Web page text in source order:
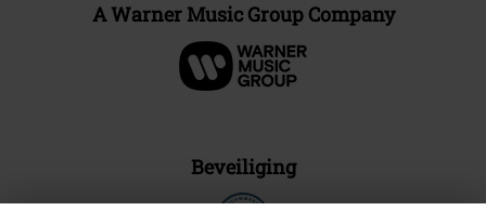
A Warner Music Group Company
Beveiliging